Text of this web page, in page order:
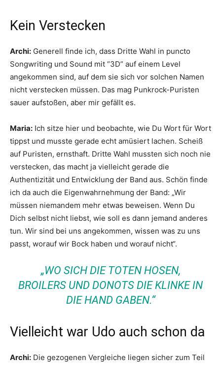
Kein Verstecken
Archi: Generell finde ich, dass Dritte Wahl in puncto
Songwriting und Sound mit “3D” auf einem Level
angekommen sind, auf dem sie sich vor solchen Namen
nicht verstecken müssen. Das mag Punkrock-Puristen
sauer aufstoßen, aber mir gefällt es.
Maria: Ich sitze hier und beobachte, wie Du Wort für Wort
tippst und musste gerade echt amüsiert lachen. Scheiß
auf Puristen, ernsthaft. Dritte Wahl mussten sich noch nie
verstecken, das macht ja vielleicht gerade die
Authentizität und Entwicklung der Band aus. Schön finde
ich da auch die Eigenwahrnehmung der Band: „Wir
müssen niemandem mehr etwas beweisen. Wenn Du
Dich selbst nicht liebst, wie soll es dann jemand anderes
tun. Wir sind bei uns angekommen, wissen was zu uns
passt, worauf wir Bock haben und worauf nicht“.
„WO SICH DIE TOTEN HOSEN,
BROILERS UND DONOTS DIE KLINKE IN
DIE HAND GABEN.“
Vielleicht war Udo auch schon da
Archi: Die gezogenen Vergleiche liegen sicher zum Teil